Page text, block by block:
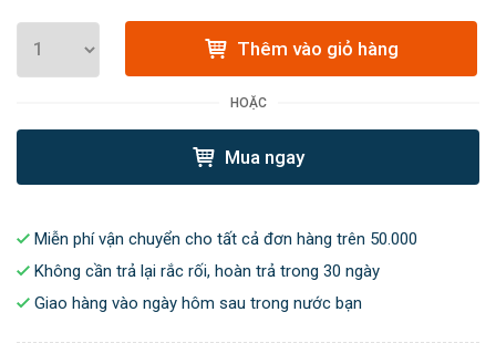
Thêm vào giỏ hàng
HOẶC
Mua ngay
Miễn phí vận chuyển cho tất cả đơn hàng trên 50.000
Không cần trả lại rắc rối, hoàn trả trong 30 ngày
Giao hàng vào ngày hôm sau trong nước bạn